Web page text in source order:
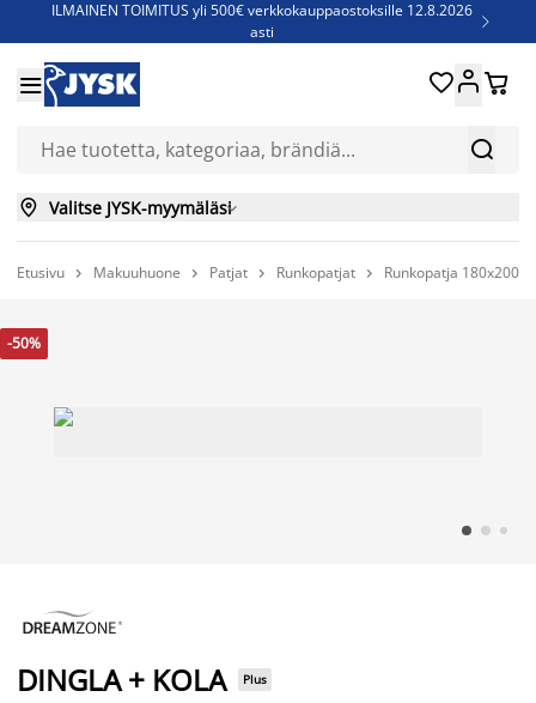
ILMAINEN TOIMITUS yli 500€ verkkokauppaostoksille 12.8.2026
asti

Jenkkisänkyjä - Säästä jopa 60%


 
 Valitse JYSK-myymäläsi
Etusivu  Makuuhuone  Patjat  Runkopatjat  Runkopatja
-50%
DINGLA + KOLA Plus